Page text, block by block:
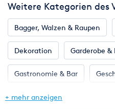
Weitere Kategorien des
Bagger, Walzen & Raupen
Dekoration Garderobe &
Gastronomie & Bar
Klima & Heizen
+ mehr anzeigen